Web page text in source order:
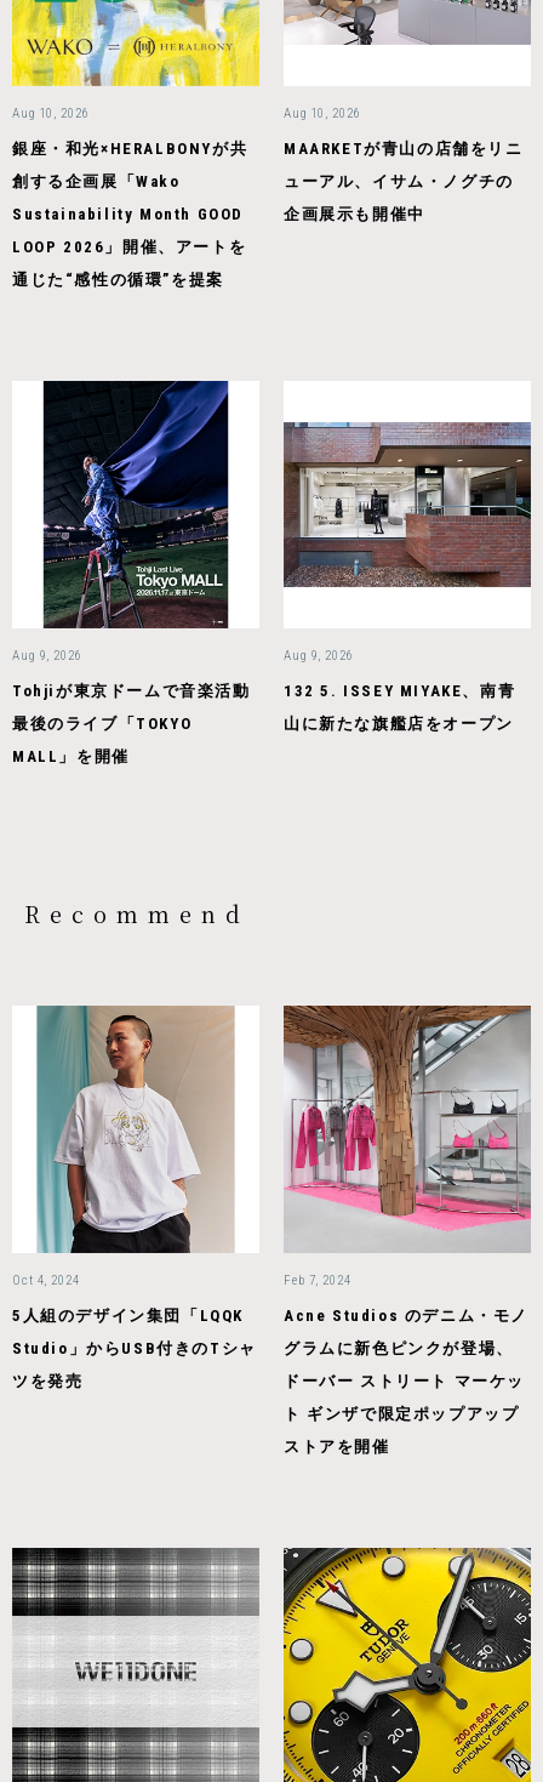
Aug 10, 2026
銀座・和光×HERALBONYが共
創する企画展「Wako
Sustainability Month GOOD
LOOP 2026」開催、アートを
通じた“感性の循環”を提案
Aug 10, 2026
MAARKETが青山の店舗をリニ
ューアル、イサム・ノグチの
企画展示も開催中
Aug 9, 2026
Tohjiが東京ドームで音楽活動
最後のライブ「TOKYO
MALL」を開催
Aug 9, 2026
132 5. ISSEY MIYAKE、南青
山に新たな旗艦店をオープン
Recommend
Oct 4, 2024
5人組のデザイン集団「LQQK
Studio」からUSB付きのTシャ
ツを発売
Feb 7, 2024
Acne Studios のデニム・モノ
グラムに新色ピンクが登場、
ドーバー ストリート マーケッ
ト ギンザで限定ポップアップ
ストアを開催